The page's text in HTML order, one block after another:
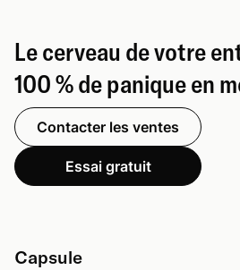
Le cerveau de votre
100 % de panique en
Contacter les ventes
Essai gratuit
Capsule